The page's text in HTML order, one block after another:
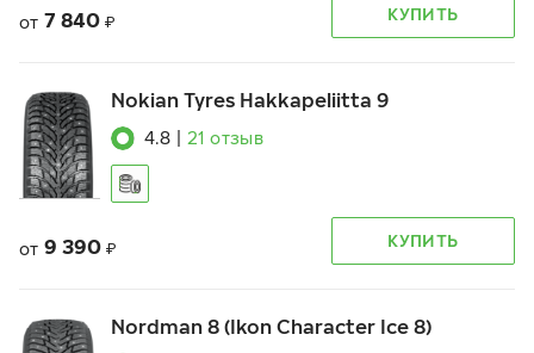
от 7 840 ₽ КУПИТЬ
Nokian Tyres Hakkapeliitta 9
4.8 21 отзыв
от 9 390 ₽ КУПИТЬ
Nordman 8 (Ikon Character Ice 8)